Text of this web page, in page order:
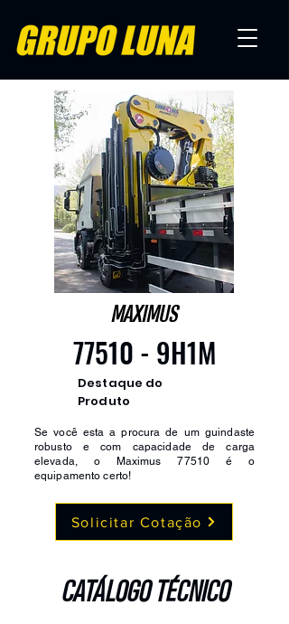
MAXIMUS
77510 - 9H1M
Destaque do
Produto
Se você esta a procura de um guindaste
robusto e com capacidade de carga
elevada, o Maximus 77510 é o
equipamento certo!
Solicitar Cotação
CATÁLOGO TÉCNICO